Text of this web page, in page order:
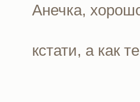
Анечка,
кстати, а как